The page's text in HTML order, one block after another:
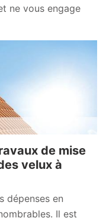
ne vous engage
de mise
velux à
dépenses en
Il est